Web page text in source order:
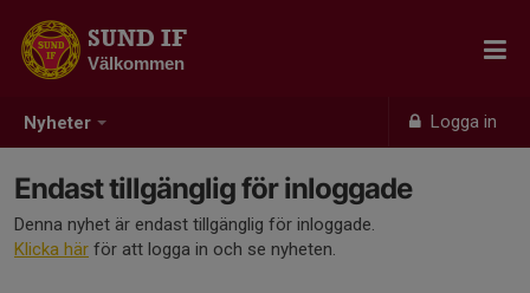
Nyheter Logga in
SUND IF
Välkommen
Endast tillgänglig för inloggade
Denna nyhet är endast tillgänglig för inloggade.
Klicka här för att logga in och se nyheten.